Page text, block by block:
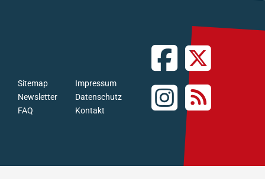
FAQ
Newsletter
Sitemap
Kontakt
Datenschutz
Impressum